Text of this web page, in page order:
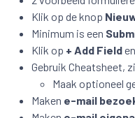
Klik op de knop
Minimum is een
Klik op + Add Field
Gebruik Cheatsheet,
Maak optioneel
Maken e-mail